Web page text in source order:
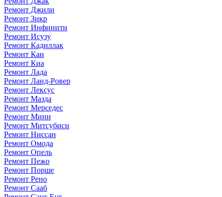
Ремонт Джили
Ремонт Зикр
Ремонт Инфинити
Ремонт Исузу
Ремонт Кадиллак
Ремонт Каи
Ремонт Киа
Ремонт Лада
Ремонт Ланд-Ровер
Ремонт Лексус
Ремонт Мазда
Ремонт Мерседес
Ремонт Мини
Ремонт Митсубиси
Ремонт Ниссан
Ремонт Омода
Ремонт Опель
Ремонт Пежо
Ремонт Порше
Ремонт Рено
Ремонт Сааб